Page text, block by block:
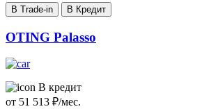
В Trade-in В Кредит
OTING Palasso
В кредит
от 51 513 ₽/мес.